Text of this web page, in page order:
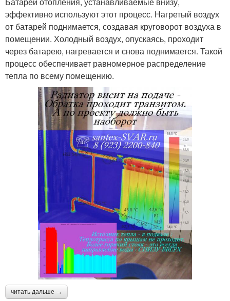
эффективно используют этот процесс. Нагретый воздух
от батарей поднимается, создавая круговорот воздуха в
помещении. Холодный воздух, опускаясь, проходит
через батарею, нагревается и снова поднимается. Такой
процесс обеспечивает равномерное распределение
тепла по всему помещению.
читать дальше →